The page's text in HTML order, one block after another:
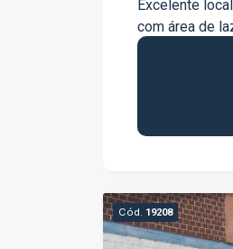
Excelente localização .
com área de
adulto e
festas /
Quadras de
Agende sua
Cód. 19208